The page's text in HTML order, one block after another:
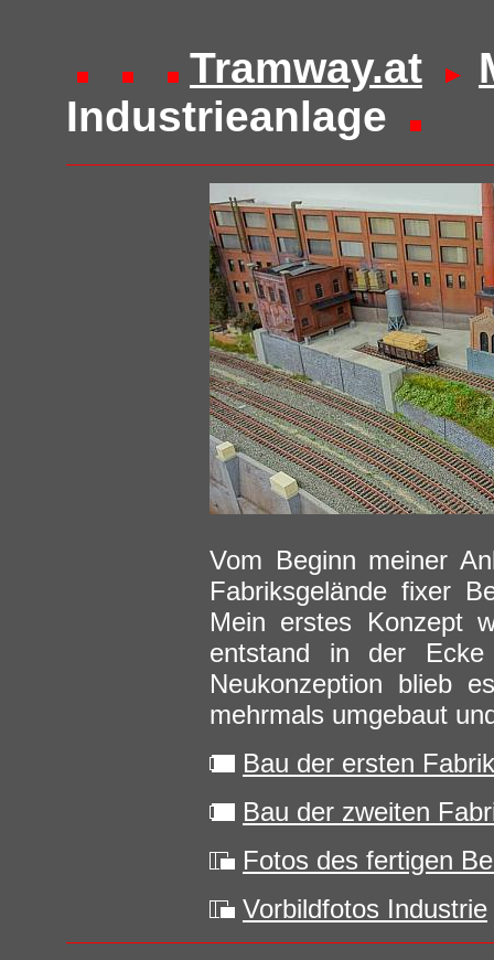
Tramway.at
Industrieanlage
Vom Beginn meiner
Fabriksgelände fixer
Mein erstes Konzept
entstand in der
Neukonzeption blieb
mehrmals umgebaut
Bau der ersten Fabrik
Bau der zweiten
Fotos des fertigen
Vorbildfotos Industrie